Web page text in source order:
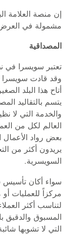
إن منصة العلامة
مشمولة في
المصداقية
تعتبر سويسرا في
وقد قادت سويسرا
أتاح هذا البلد
يتسم بالتقاليد
والخدمة التي لا
العالم لكل من
بعض رواد الأعمال
يريدون أكثر من
السويسرية.
سواء أكان تأسيس
مركزاً للعمليات
لتناسب أكثر
المسبوق والدقيق
التي لا تشوبها